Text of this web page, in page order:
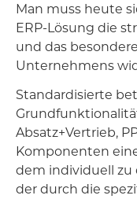
Man muss heute
ERP-Lösung die
und das
Unternehmens
Standardisierte
Absatz+Vertrieb,
Komponenten
dem individuell zu
der durch die